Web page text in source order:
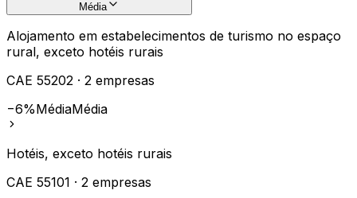
Média
Alojamento em estabelecimentos de turismo no espaço
rural, exceto hotéis rurais
CAE 55202 · 2 empresas
−6%MédiaMédia
Hotéis, exceto hotéis rurais
CAE 55101 · 2 empresas